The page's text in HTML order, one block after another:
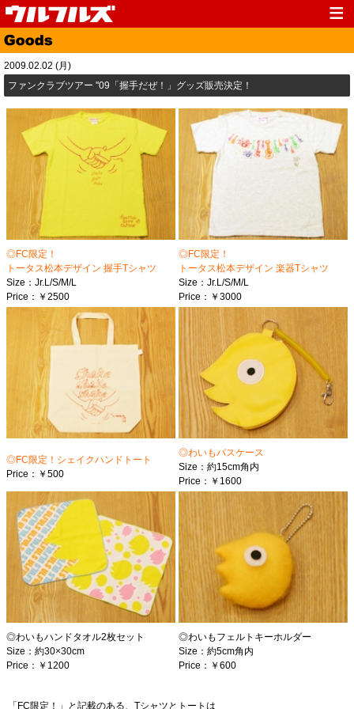
Top
Media Live
Fanclub Goods
Link
2009.02.02 (月)
ファンクラブツアー ''09「握手だぜ！」グッズ販売決定！
◎FC限定！
トータス松本デザイン 握手Tシャツ
Size：Jr.L/S/M/L
Price：￥2500
◎FC限定！
トータス松本デザイン 楽器Tシャツ
Size：Jr.L/S/M/L
Price：￥3000
◎FC限定！シェイクハンドトート
Price：￥500
◎わいもパスケース
Size：約15cm角内
Price：￥1600
◎わいもハンドタオル2枚セット
Size：約30×30cm
Price：￥1200
◎わいもフェルトキーホルダー
Size：約5cm角内
Price：￥600
「FC限定！」と記載のある、Tシャツとトートは